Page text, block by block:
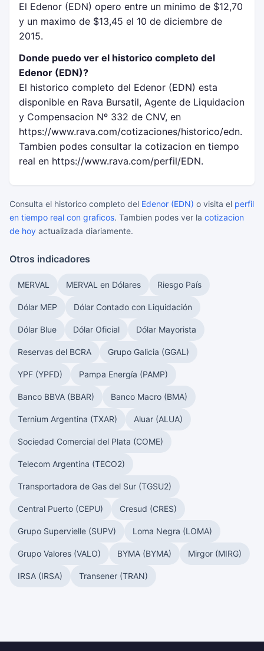
El Edenor (EDN) opero entre un minimo de $12,70
y un maximo de $13,45 el 10 de diciembre de
2015.
Donde puedo ver el historico completo del
Edenor (EDN)?
El historico completo del Edenor (EDN) esta
disponible en Rava Bursatil, Agente de Liquidacion
y Compensacion Nº 332 de CNV, en
https://www.rava.com/cotizaciones/historico/edn.
Tambien podes consultar la cotizacion en tiempo
real en https://www.rava.com/perfil/EDN.
Consulta el historico completo del Edenor (EDN) o visita el perfil
en tiempo real con graficos. Tambien podes ver la cotizacion
de hoy actualizada diariamente.
Otros indicadores
MERVAL MERVAL en Dólares Riesgo País
Dólar MEP Dólar Contado con Liquidación
Dólar Blue Dólar Oficial Dólar Mayorista
Reservas del BCRA Grupo Galicia (GGAL)
YPF (YPFD) Pampa Energía (PAMP)
Banco BBVA (BBAR) Banco Macro (BMA)
Ternium Argentina (TXAR) Aluar (ALUA)
Sociedad Comercial del Plata (COME)
Telecom Argentina (TECO2)
Transportadora de Gas del Sur (TGSU2)
Central Puerto (CEPU) Cresud (CRES)
Grupo Supervielle (SUPV) Loma Negra (LOMA)
Grupo Valores (VALO) BYMA (BYMA) Mirgor (MIRG)
IRSA (IRSA) Transener (TRAN)